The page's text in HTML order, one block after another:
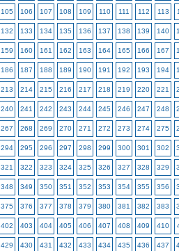
105 106 107 108 109 110 111 112 113
132 133 134 135 136 137 138 139 140
159 160 161 162 163 164 165 166 167
186 187 188 189 190 191 192 193 194
213 214 215 216 217 218 219 220 221
240 241 242 243 244 245 246 247 248
267 268 269 270 271 272 273 274 275
294 295 296 297 298 299 300 301 302
321 322 323 324 325 326 327 328 329
348 349 350 351 352 353 354 355 356
375 376 377 378 379 380 381 382 383
402 403 404 405 406 407 408 409 410
429 430 431 432 433 434 435 436 437